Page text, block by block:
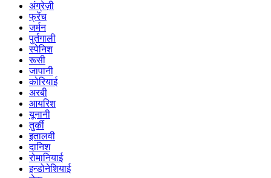
अंग्रेज़ी
फ्रेंच
जर्मन
पुर्तगाली
स्पेनिश
रूसी
जापानी
कोरियाई
अरबी
आयरिश
यूनानी
तुर्की
इतालवी
दानिश
रोमानियाई
इन्डोनेशियाई